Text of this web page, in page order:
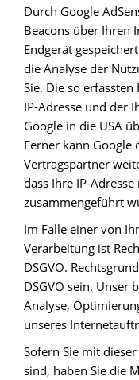
Durch Google
Beacons über Ihren
Endgerät
die Analyse der
Sie. Die so
IP-Adresse und der
Google in die USA
Ferner kann Google
Vertragspartner
dass Ihre IP-
zusammengeführt
Im Falle einer von
Verarbeitung ist
DSGVO.
DSGVO sein. Unser
Analyse,
unseres
Sofern Sie mit
sind, haben Sie die